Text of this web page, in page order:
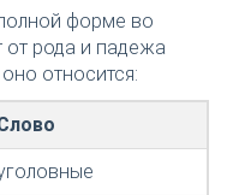
форме во
от рода и падежа
относится: